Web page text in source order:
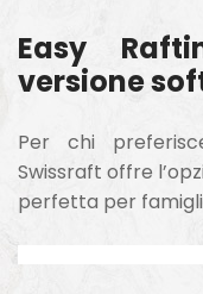
Easy
versione
Per chi
Swissraft offre
perfetta per